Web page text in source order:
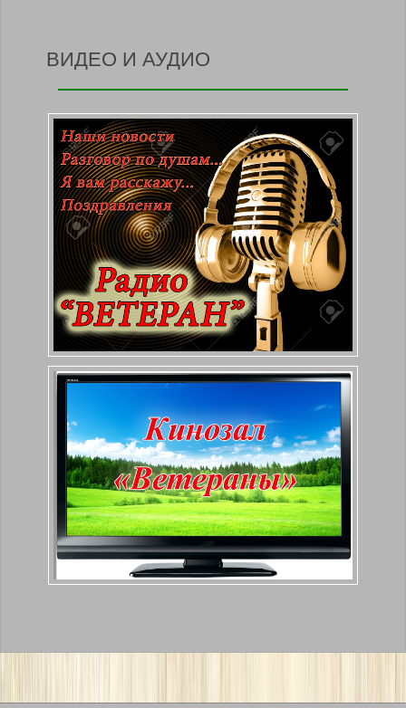
ВИДЕО И АУДИО